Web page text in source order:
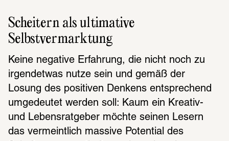
Scheitern als ultimative
Selbstvermarktung
Keine negative Erfahrung, die nicht noch zu
irgendetwas nutze sein und gemäß der
Losung des positiven Denkens entsprechend
umgedeutet werden soll: Kaum ein Kreativ-
und Lebensratgeber möchte seinen Lesern
das vermeintlich massive Potential des